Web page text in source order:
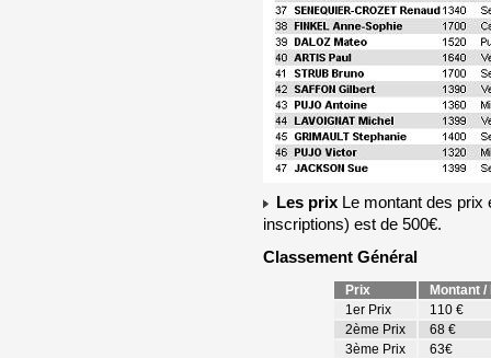
Les prix Le montant des
inscriptions) est de 500€.
Classement Général
Prix
Montant /
1er Prix
110 €
2ème Prix
68 €
3ème Prix
63€